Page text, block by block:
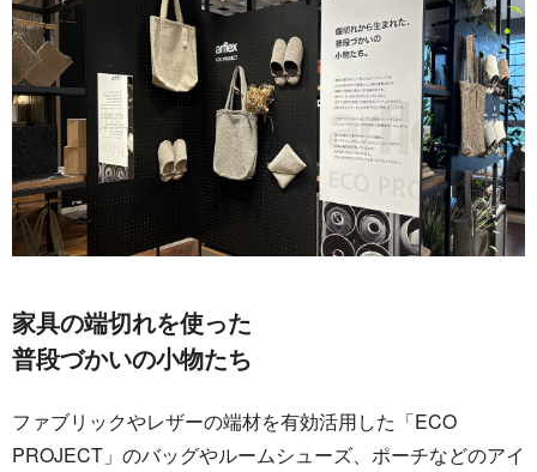
家具の端切れを使った
普段づかいの小物たち
ファブリックやレザーの端材を有効活用した「ECO
PROJECT」のバッグやルームシューズ、ポーチなどのアイ